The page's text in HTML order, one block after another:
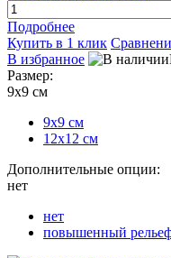
Подробнее
Купить в 1 клик
В избранное
Размер:
9х9 см
9х9 см
12х12 см
Дополнительные опции:
нет
нет
повышенный